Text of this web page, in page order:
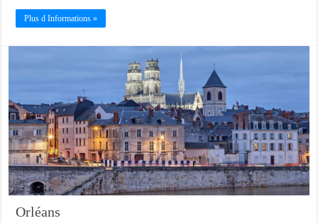
Plus d Informations »
Orléans